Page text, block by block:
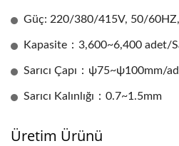
Güç: 220/380/415V, 50/60HZ,
Kapasite：3,600~6,400 adet/
Sarıcı Çapı：ψ75~ψ100mm/
Sarıcı Kalınlığı：0.7~1.5mm
Üretim Ürünü